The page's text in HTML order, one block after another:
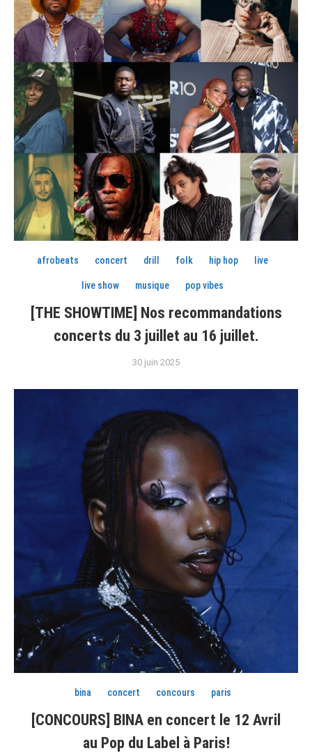
afrobeats concert drill folk hip hop live
live show musique pop vibes
[THE SHOWTIME] Nos recommandations
concerts du 3 juillet au 16 juillet.
30 juin 2025
bina concert concours paris
[CONCOURS] BINA en concert le 12 Avril
au Pop du Label à Paris!